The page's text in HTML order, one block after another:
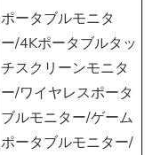
ポータブルモニタ
ー/4Kポータブルタッ
チスクリーンモニタ
ー/ワイヤレスポータ
ブルモニター/ゲーム
ポータブルモニター/